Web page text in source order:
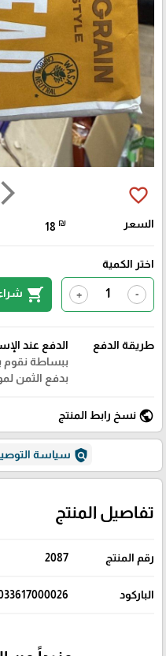
arrow_forward_ios favorite_border
السعر 18 ₪
اختر الكمية
-
+
shopping_cart
طريقة الدفع
الدفع عند
ببساطة نقوم
بدفع الثمن
public نسخ رابط المنتج
policy سياسة
تفاصيل المنتج
رقم المنتج 2087
الباركود